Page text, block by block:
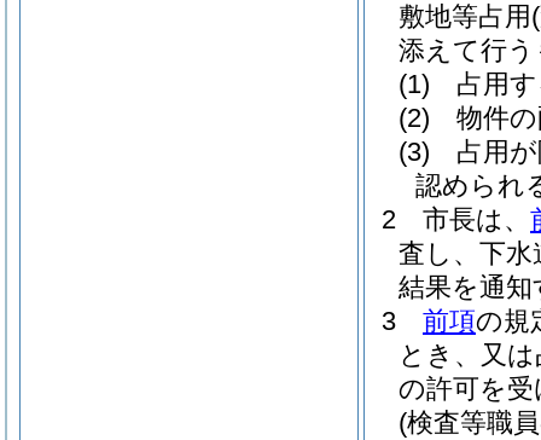
敷地等占用
添えて行
(1)
占用
(2)
物件
(3)
占用
認められ
2
市長は、
査し、下水
結果を通
3
前項の規
とき、又
の許可を
(検査等職